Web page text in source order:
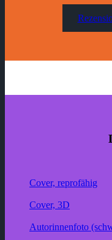
Cover, reprofähig
Cover, 3D
Autorinnenfoto